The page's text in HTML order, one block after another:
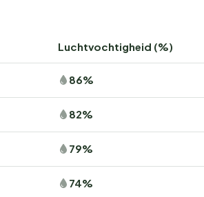
Luchtvochtigheid (%)
86%
82%
79%
74%